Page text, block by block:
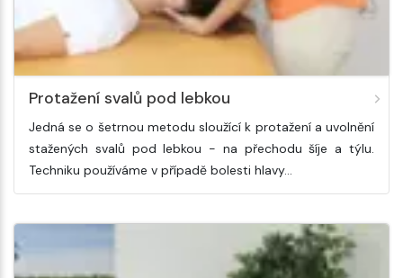
Protažení svalů pod lebkou
Jedná se o šetrnou metodu sloužící k protažení a uvolnění
stažených svalů pod lebkou - na přechodu šíje a týlu.
Techniku používáme v případě bolesti hlavy…